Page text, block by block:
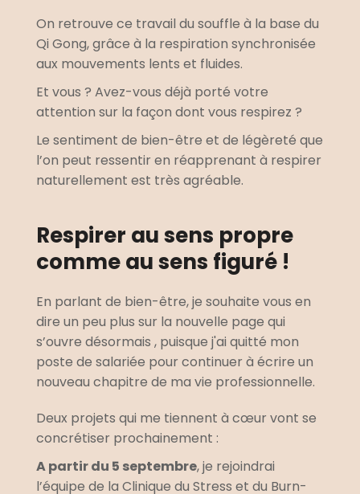
On retrouve ce travail du souffle à la base du
Qi Gong, grâce à la respiration synchronisée
aux mouvements lents et fluides.
Et vous ? Avez-vous déjà porté votre
attention sur la façon dont vous respirez ?
Le sentiment de bien-être et de légèreté que
l’on peut ressentir en réapprenant à respirer
naturellement est très agréable.
Respirer au sens propre
comme au sens figuré !
En parlant de bien-être, je souhaite vous en
dire un peu plus sur la nouvelle page qui
s’ouvre désormais , puisque j'ai quitté mon
poste de salariée pour continuer à écrire un
nouveau chapitre de ma vie professionnelle.
Deux projets qui me tiennent à cœur vont se
concrétiser prochainement :
A partir du 5 septembre, je rejoindrai
l’équipe de la Clinique du Stress et du Burn-